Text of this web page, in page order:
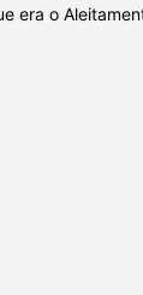
era o